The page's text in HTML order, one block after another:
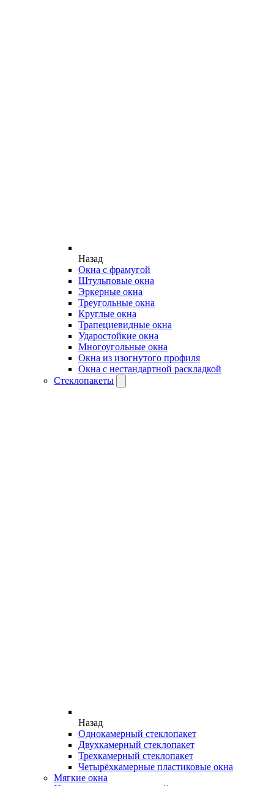
Назад
Окна с фрамугой
Штульповые окна
Эркерные окна
Треугольные окна
Круглые окна
Трапециевидные окна
Ударостойкие окна
Многоугольные окна
Окна из изогнутого профиля
Окна с нестандартной раскладкой
Стеклопакеты
Назад
Однокамерный стеклопакет
Двухкамерный стеклопакет
Трехкамерный стеклопакет
Четырёхкамерные пластиковые окна
Мягкие окна